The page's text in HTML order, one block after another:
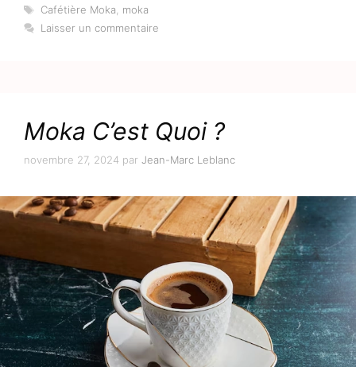
Étiquettes
Cafétière Moka
moka
Laisser un commentaire
Moka C’est Quoi ?
novembre 27, 2024 par Jean-Marc Leblanc